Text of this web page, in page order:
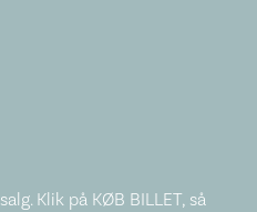
Klik på KØB BILLET, så